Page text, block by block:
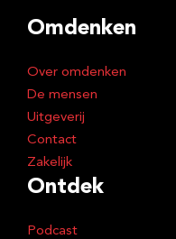
Omdenken
Over omdenken
De mensen
Uitgeverij
Contact
Zakelijk
Ontdek
Podcast